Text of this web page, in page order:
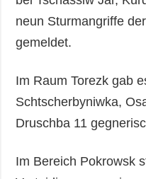
neun Sturmangriffe
gemeldet.
Im Raum Torezk gab
Schtscherbyniwka,
Druschba 11
Im Bereich Pokrowsk